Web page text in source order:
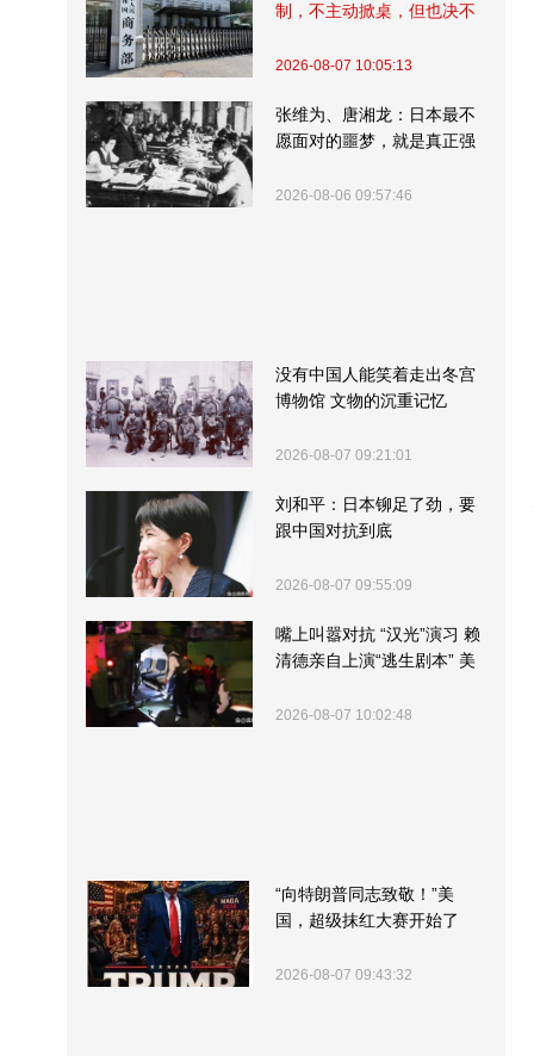
制，不主动掀桌，但也决不
2026-08-07 10:05:13
张维为、唐湘龙：日本最不
愿面对的噩梦，就是真正强
2026-08-06 09:57:46
没有中国人能笑着走出冬宫
博物馆 文物的沉重记忆
2026-08-07 09:21:01
刘和平：日本铆足了劲，要
跟中国对抗到底
2026-08-07 09:55:09
嘴上叫嚣对抗 “汉光”演习 赖
清德亲自上演“逃生剧本” 美
2026-08-07 10:02:48
“向特朗普同志致敬！”美
国，超级抹红大赛开始了
2026-08-07 09:43:32